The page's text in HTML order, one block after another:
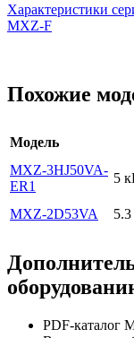
Характеристики
MXZ-F
Похожие
Модель
MXZ-3HJ50VA-
ER1
5
MXZ-2D53VA
PDF-каталог